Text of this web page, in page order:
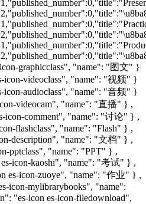
graphicclass", "name": "图文" }
icon-videoclass", "name": "视频" }
icon-audioclass", "name": "音频" }
videocam", "name": "直播" } ,
icon-comment", "name": "讨论" } ,
flashclass", "name": "Flash" } ,
description", "name": "文档" } ,
pptclass", "name": "PPT" } ,
icon-kaoshi", "name": "考试" } ,
es-icon-zuoye", "name": "作业" } ,
icon-mylibrarybooks", "name":
"es-icon es-icon-filedownload",